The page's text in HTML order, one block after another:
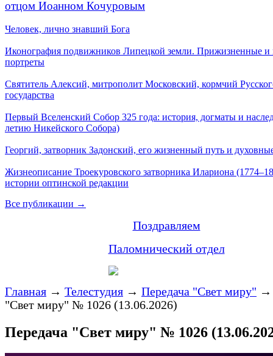
отцом Иоанном Кочуровым
Человек, лично знавший Бога
Иконография подвижников Липецкой земли. Прижизненные и
портреты
Святитель Алексий, митрополит Московский, кормчий
государства
Первый Вселенский Собор 325 года: история, догматы и
летию Никейского Собора)
Георгий, затворник Задонский, его жизненный путь и
Жизнеописание Троекуровского затворника Илариона
истории оптинской редакции
Все публикации →
Поздравляем
Паломнический отдел
Главная → Телестудия → Передача "Свет миру"
"Свет миру" № 1026 (13.06.2026)
Передача "Свет миру" № 1026